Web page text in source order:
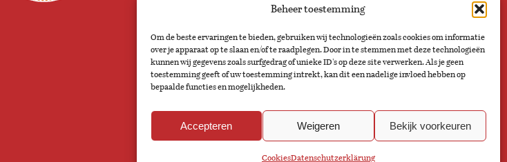
Beheer toestemming
Om de beste ervaringen te bieden, gebruiken wij technologieën zoals cookies om informatie
over je apparaat op te slaan en/of te raadplegen. Door in te stemmen met deze technologieën
kunnen wij gegevens zoals surfgedrag of unieke ID's op deze site verwerken. Als je geen
toestemming geeft of uw toestemming intrekt, kan dit een nadelige invloed hebben op
bepaalde functies en mogelijkheden.
Accepteren Weigeren Bekijk voorkeuren
CookiesDatenschutzerklärung